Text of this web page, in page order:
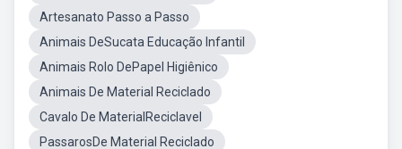
Artesanato Passo a Passo
Animais DeSucata Educação Infantil
Animais Rolo DePapel Higiênico
Animais De Material Reciclado
Cavalo De MaterialReciclavel
PassarosDe Material Reciclado